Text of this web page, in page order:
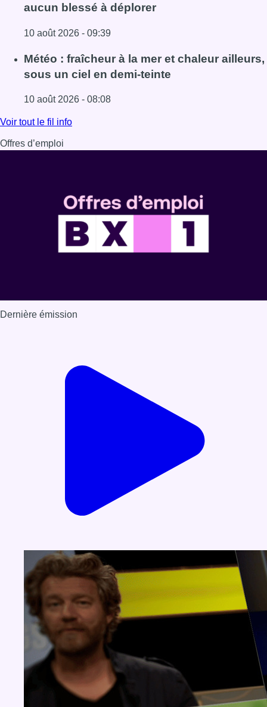
aucun blessé à déplorer
10 août 2026 - 09:39
Lire l'article Explosion devant une habitation à Evere:
Météo : fraîcheur à la mer et chaleur ailleurs,
sous un ciel en demi-teinte
10 août 2026 - 08:08
Lire l'article Météo : fraîcheur à la mer et chaleur ailleurs,
Voir tout le fil info
Offres d’emploi
Dernière émission